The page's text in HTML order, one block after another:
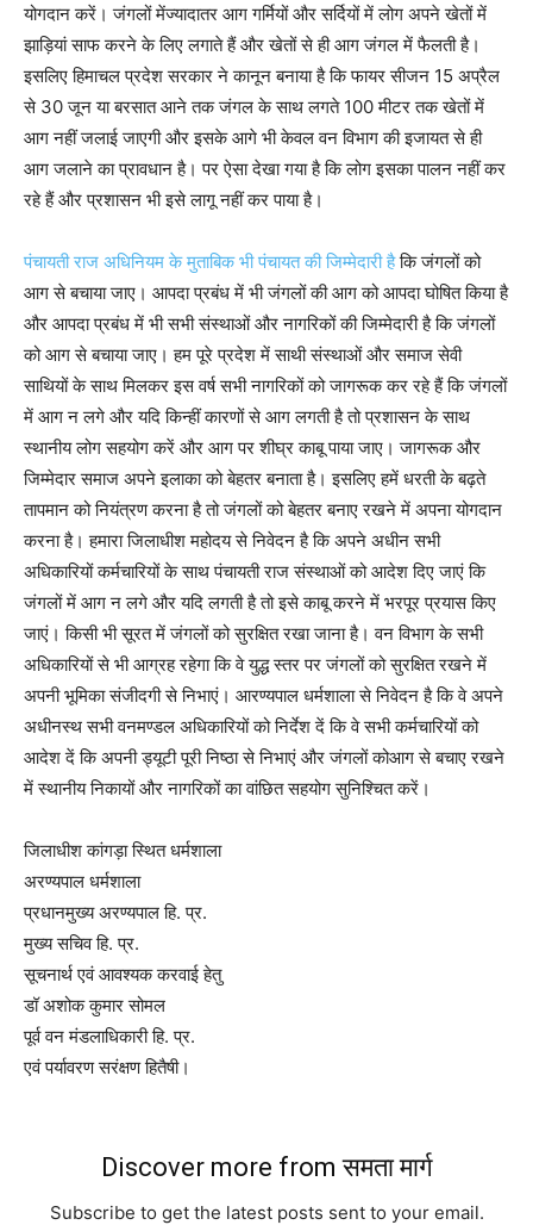
योगदान करें। जंगलों मेंज्यादातर आग गर्मियों और सर्दियों में लोग अपने खेतों में
झाड़ियां साफ करने के लिए लगाते हैं और खेतों से ही आग जंगल में फैलती है।
इसलिए हिमाचल प्रदेश सरकार ने कानून बनाया है कि फायर सीजन 15 अप्रैल
से 30 जून या बरसात आने तक जंगल के साथ लगते 100 मीटर तक खेतों में
आग नहीं जलाई जाएगी और इसके आगे भी केवल वन विभाग की इजायत से ही
आग जलाने का प्रावधान है। पर ऐसा देखा गया है कि लोग इसका पालन नहीं कर
रहे हैं और प्रशासन भी इसे लागू नहीं कर पाया है।
पंचायती राज अधिनियम के मुताबिक भी पंचायत की जिम्मेदारी हैकि जंगलों को
आग से बचाया जाए। आपदा प्रबंध में भी जंगलों की आग को आपदा घोषित किया है
और आपदा प्रबंध में भी सभी संस्थाओं और नागरिकों की जिम्मेदारी है कि जंगलों
को आग से बचाया जाए। हम पूरे प्रदेश में साथी संस्थाओं और समाज सेवी
साथियों के साथ मिलकर इस वर्ष सभी नागरिकों को जागरूक कर रहे हैं कि जंगलों
में आग न लगे और यदि किन्हीं कारणों से आग लगती है तो प्रशासन के साथ
स्थानीय लोग सहयोग करें और आग पर शीघ्र काबू पाया जाए। जागरूक और
जिम्मेदार समाज अपने इलाका को बेहतर बनाता है। इसलिए हमें धरती के बढ़ते
तापमान को नियंत्रण करना है तो जंगलों को बेहतर बनाए रखने में अपना योगदान
करना है। हमारा जिलाधीश महोदय से निवेदन है कि अपने अधीन सभी
अधिकारियों कर्मचारियों के साथ पंचायती राज संस्थाओं को आदेश दिए जाएं कि
जंगलों में आग न लगे और यदि लगती है तो इसे काबू करने में भरपूर प्रयास किए
जाएं। किसी भी सूरत में जंगलों को सुरक्षित रखा जाना है। वन विभाग के सभी
अधिकारियों से भी आग्रह रहेगा कि वे युद्ध स्तर पर जंगलों को सुरक्षित रखने में
अपनी भूमिका संजीदगी से निभाएं। आरण्यपाल धर्मशाला से निवेदन है कि वे अपने
अधीनस्थ सभी वनमण्डल अधिकारियों को निर्देश दें कि वे सभी कर्मचारियों को
आदेश दें कि अपनी ड्यूटी पूरी निष्ठा से निभाएं और जंगलों कोआग से बचाए रखने
में स्थानीय निकायों और नागरिकों का वांछित सहयोग सुनिश्चित करें।
जिलाधीश कांगड़ा स्थित धर्मशाला
अरण्यपाल धर्मशाला
प्रधानमुख्य अरण्यपाल हि. प्र.
मुख्य सचिव हि. प्र.
सूचनार्थ एवं आवश्यक करवाई हेतु
डॉ अशोक कुमार सोमल
पूर्व वन मंडलाधिकारी हि. प्र.
एवं पर्यावरण सरंक्षण हितैषी।
Discover more from समता मार्ग
Subscribe to get the latest posts sent to your email.